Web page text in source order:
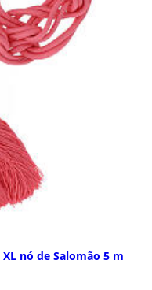
nó de Salomão 5 m